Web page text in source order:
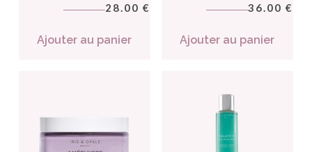
28.00 €
Ajouter au panier
36.00 €
Ajouter au panier